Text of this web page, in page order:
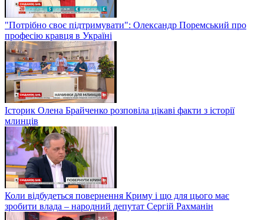
"Потрібно своє підтримувати": Олександр Поремський про
професію кравця в Україні
Історик Олена Брайченко розповіла цікаві факти з історії
млинців
Коли відбудеться повернення Криму і що для цього має
зробити влада – народний депутат Сергій Рахманін